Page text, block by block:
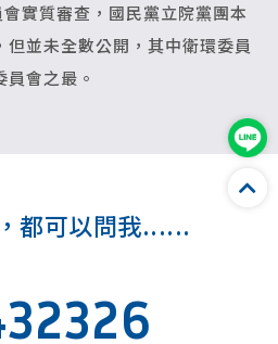
實質審查，國民黨立院黨團本
並未全數公開，其中衛環委員
會之最。
都可以問我......